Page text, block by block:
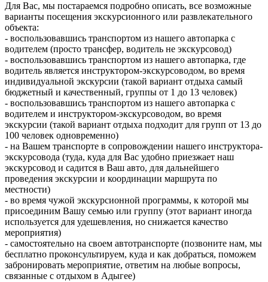
Для Вас, мы постараемся подробно описать, все возможные
варианты посещения экскурсионного или развлекательного
объекта:
- воспользовавшись транспортом из нашего автопарка с
водителем (просто трансфер, водитель не экскурсовод)
- воспользовавшись транспортом из нашего автопарка, где
водитель является инструктором-экскурсоводом, во время
индивидуальной экскурсии (такой вариант отдыха самый
бюджетный и качественный, группы от 1 до 13 человек)
- воспользовавшись транспортом из нашего автопарка с
водителем и инструктором-экскурсоводом, во время
экскурсии (такой вариант отдыха подходит для групп от 13 до
100 человек одновременно)
- на Вашем транспорте в сопровождении нашего инструктора-
экскурсовода (туда, куда для Вас удобно приезжает наш
экскурсовод и садится в Ваш авто, для дальнейшего
проведения экскурсии и координации маршрута по
местности)
- во время чужой экскурсионной программы, к которой мы
присоединим Вашу семью или группу (этот вариант иногда
используется для удешевления, но снижается качество
мероприятия)
- самостоятельно на своем автотранспорте (позвоните нам, мы
бесплатно проконсультируем, куда и как добраться, поможем
забронировать мероприятие, ответим на любые вопросы,
связанные с отдыхом в Адыгее)